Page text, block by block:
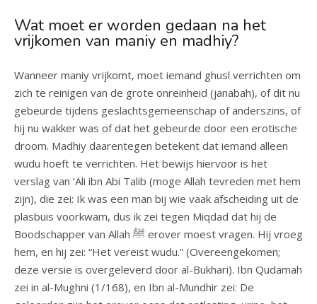
Wat moet er worden gedaan na het
vrijkomen van maniy en madhiy?
Wanneer maniy vrijkomt, moet iemand ghusl verrichten om
zich te reinigen van de grote onreinheid (janabah), of dit nu
gebeurde tijdens geslachtsgemeenschap of anderszins, of
hij nu wakker was of dat het gebeurde door een erotische
droom. Madhiy daarentegen betekent dat iemand alleen
wudu hoeft te verrichten. Het bewijs hiervoor is het
verslag van ‘Ali ibn Abi Talib (moge Allah tevreden met hem
zijn), die zei: Ik was een man bij wie vaak afscheiding uit de
plasbuis voorkwam, dus ik zei tegen Miqdad dat hij de
Boodschapper van Allah ﷺ erover moest vragen. Hij vroeg
hem, en hij zei: “Het vereist wudu.” (Overeengekomen;
deze versie is overgeleverd door al-Bukhari). Ibn Qudamah
zei in al-Mughni (1/168), en Ibn al-Mundhir zei: De